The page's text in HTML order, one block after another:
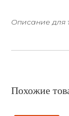
Описание для
Похожие